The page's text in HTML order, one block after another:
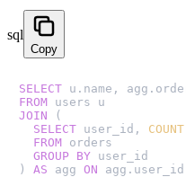
sql
Copy
SELECT
FROM
JOIN (
SELECT user_id, COUNT
FROM orders
GROUP
BY user_id
) AS agg ON agg.user_id